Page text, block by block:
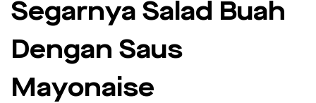
Segarnya Salad Buah
Dengan Saus
Mayonaise